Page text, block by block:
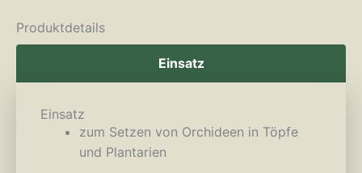
Produktdetails
Einsatz
Einsatz
zum Setzen von Orchideen in Töpfe
und Plantarien